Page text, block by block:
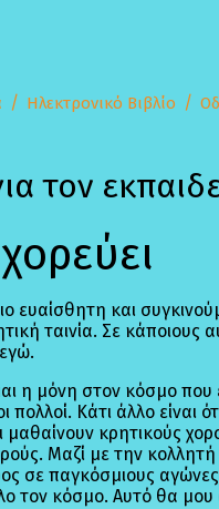
Ηλεκτρονικό Βιβλίο
τον
ευαίσθητη και
ταινία. Σε κάποιους
εγώ.
η μόνη στον κόσμο που
πολλοί. Κάτι άλλο είναι
μαθαίνουν κρητικούς
Μαζί με την
σε παγκόσμιους
τον κόσμο. Αυτό θα